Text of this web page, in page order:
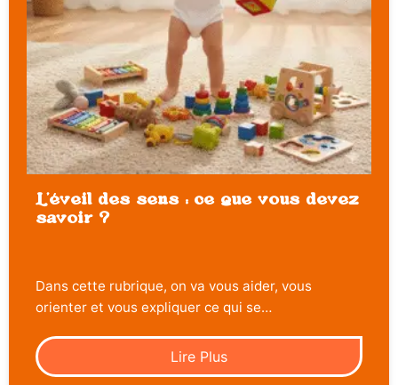
L’éveil des sens : ce que vous devez
savoir ?
Dans cette rubrique, on va vous aider, vous
orienter et vous expliquer ce qui se…
Lire Plus